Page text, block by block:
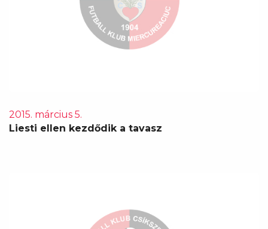
2015. március 5.
Liesti ellen kezdődik a tavasz